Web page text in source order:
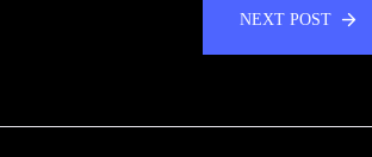
NEXT POST